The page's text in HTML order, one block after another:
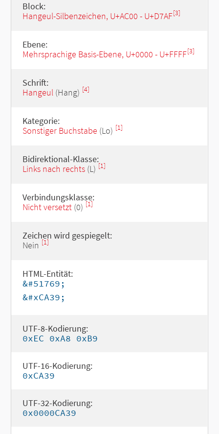
Block:
Hangeul-Silbenzeichen, U+AC00 - U+D7AF[3]
Ebene:
Mehrsprachige Basis-Ebene, U+0000 - U+FFFF[3]
Schrift:
Hangeul(Hang) [4]
Kategorie:
Sonstiger Buchstabe (Lo) [1]
Bidirektional-Klasse:
Links nach rechts(L) [1]
Verbindungsklasse:
Nicht versetzt(0) [1]
Zeichen wird gespiegelt:
Nein [1]
HTML-Entität:
&#51769;
&#xCA39;
UTF-8-Kodierung:
0xEC 0xA8 0xB9
UTF-16-Kodierung:
0xCA39
UTF-32-Kodierung:
0x0000CA39